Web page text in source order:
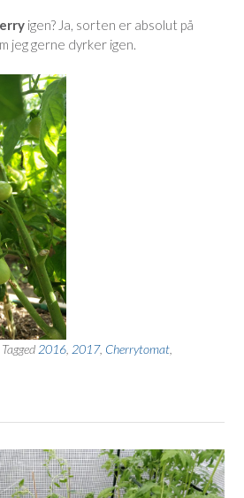
igen? Ja, sorten er absolut på
jeg gerne dyrker igen.
Tagged 2016 2017, Cherrytomat